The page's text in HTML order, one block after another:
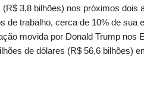
3,8 bilhões) nos próximos dois
de trabalho, cerca de 10% de sua
movida por Donald Trump nos
de dólares (R$ 56,6 bilhões)